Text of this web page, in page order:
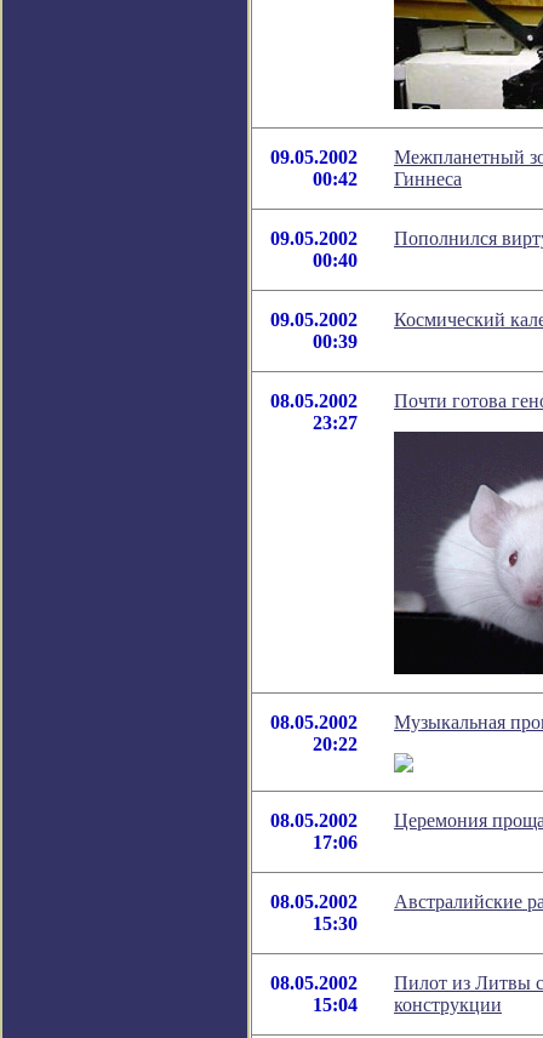
09.05.2002
00:42
Межпланетный
Гиннеса
09.05.2002
00:40
Пополнился
09.05.2002
00:39
Космический
08.05.2002
23:27
Почти готова
08.05.2002
20:22
Музыкальная
08.05.2002
17:06
Церемония
08.05.2002
15:30
Австралийские
08.05.2002
15:04
Пилот из Литвы
конструкции